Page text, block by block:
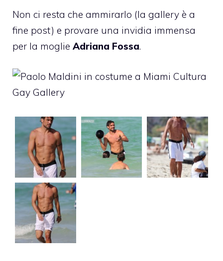
Non ci resta che ammirarlo (la gallery è a
fine post) e provare una invidia immensa
per la moglie Adriana Fossa.